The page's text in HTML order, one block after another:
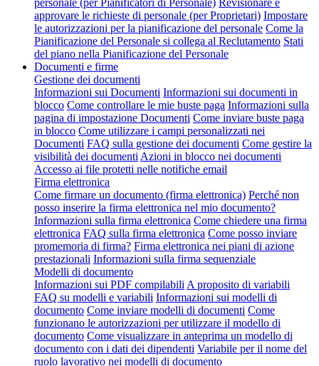
approvare le richieste di personale (per Proprietari) Impostare
le autorizzazioni per la pianificazione del personale Come la
Pianificazione del Personale si collega al Reclutamento Stati
del piano nella Pianificazione del Personale
Documenti e firme
Gestione dei documenti
Informazioni sui Documenti Informazioni sui documenti in
blocco Come controllare le mie buste paga Informazioni sulla
pagina di impostazione Documenti Come inviare buste paga
in blocco Come utilizzare i campi personalizzati nei
Documenti FAQ sulla gestione dei documenti Come gestire la
visibilità dei documenti Azioni in blocco nei documenti
Accesso ai file protetti nelle notifiche email
Firma elettronica
Come firmare un documento (firma elettronica) Perché non
posso inserire la firma elettronica nel mio documento?
Informazioni sulla firma elettronica Come chiedere una firma
elettronica FAQ sulla firma elettronica Come posso inviare
promemoria di firma? Firma elettronica nei piani di azione
prestazionali Informazioni sulla firma sequenziale
Modelli di documento
Informazioni sui PDF compilabili A proposito di variabili
FAQ su modelli e variabili Informazioni sui modelli di
documento Come inviare modelli di documenti Come
funzionano le autorizzazioni per utilizzare il modello di
documento Come visualizzare in anteprima un modello di
documento con i dati dei dipendenti Variabile per il nome del
ruolo lavorativo nei modelli di documento